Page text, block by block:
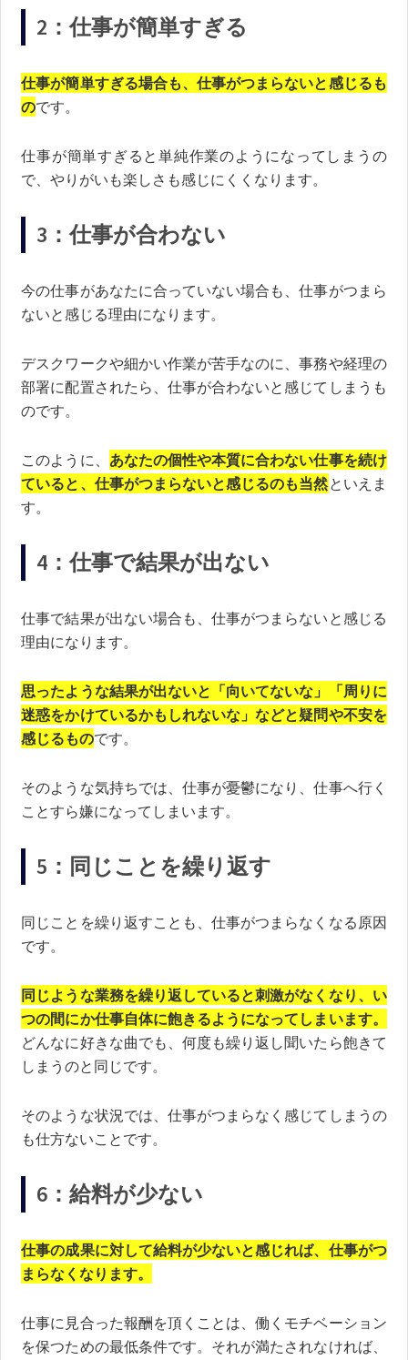
2：仕事が簡単すぎる
仕事が簡単すぎる場合も、仕事がつまらないと感じるも
のです。
仕事が簡単すぎると単純作業のようになってしまうの
で、やりがいも楽しさも感じにくくなります。
3：仕事が合わない
今の仕事があなたに合っていない場合も、仕事がつまら
ないと感じる理由になります。
デスクワークや細かい作業が苦手なのに、事務や経理の
部署に配置されたら、仕事が合わないと感じてしまうも
のです。
このように、 あなたの個性や本質に合わない仕事を続け
ていると、仕事がつまらないと感じるのも当然といえま
す。
4：仕事で結果が出ない
仕事で結果が出ない場合も、仕事がつまらないと感じる
理由になります。
思ったような結果が出ないと「向いてないな」「周りに
迷惑をかけているかもしれないな」などと疑問や不安を
感じるものです。
そのような気持ちでは、仕事が憂鬱になり、仕事へ行く
ことすら嫌になってしまいます。
5：同じことを繰り返す
同じことを繰り返すことも、仕事がつまらなくなる原因
です。
同じような業務を繰り返していると刺激がなくなり、い
つの間にか仕事自体に飽きるようになってしまいます。
どんなに好きな曲でも、何度も繰り返し聞いたら飽きて
しまうのと同じです。
そのような状況では、仕事がつまらなく感じてしまうの
も仕方ないことです。
6：給料が少ない
仕事の成果に対して給料が少ないと感じれば、仕事がつ
まらなくなります。
仕事に見合った報酬を頂くことは、働くモチベーション
を保つための最低条件です。それが満たされなければ、